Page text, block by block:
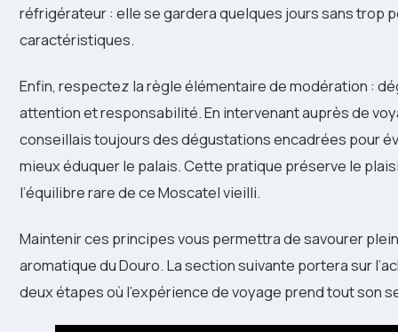
réfrigérateur : elle se gardera quelques jours sans trop
caractéristiques.
Enfin, respectez la règle élémentaire de modération :
attention et responsabilité. En intervenant auprès de
conseillais toujours des dégustations encadrées pour
mieux éduquer le palais. Cette pratique préserve le
l’équilibre rare de ce Moscatel vieilli.
Maintenir ces principes vous permettra de savourer
aromatique du Douro. La section suivante portera sur
deux étapes où l’expérience de voyage prend tout son